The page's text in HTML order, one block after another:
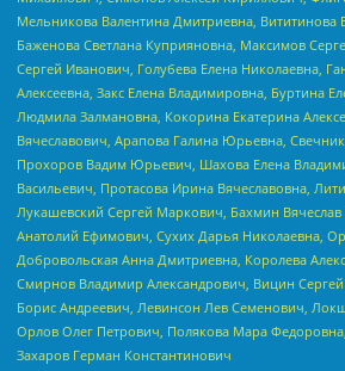
Мельникова Валентина Дмитриевна, Вититинова
Баженова Светлана Куприяновна, Максимов
Сергей Иванович, Голубева Елена Николаевна,
Алексеевна, Закс Елена Владимировна, Буртина
Людмила Залмановна, Кокорина Екатерина
Вячеславович, Арапова Галина Юрьевна,
Прохоров Вадим Юрьевич, Шахова Елена
Васильевич, Протасова Ирина Вячеславовна,
Лукашевский Сергей Маркович, Бахмин
Анатолий Ефимович, Сухих Дарья Николаевна,
Добровольская Анна Дмитриевна, Королева
Смирнов Владимир Александрович, Вицин
Борис Андреевич, Левинсон Лев Семенович,
Орлов Олег Петрович, Полякова Мара
Захаров Герман Константинович